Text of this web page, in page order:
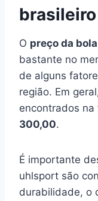
brasileiro
O preço da
bastante no
de alguns
região. Em
encontrados na
300,00.
É importante
uhlsport são
durabilidade, o